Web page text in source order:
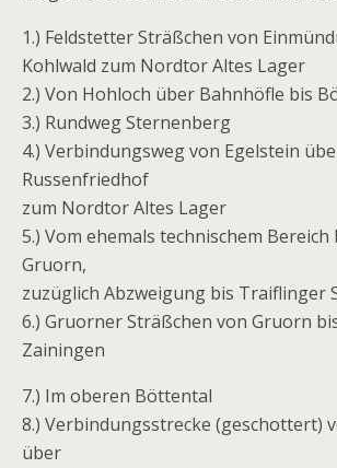
1.) Feldstetter Sträßchen von
Kohlwald zum Nordtor Altes Lager
2.) Von Hohloch über Bahnhöfle bis
3.) Rundweg Sternenberg
4.) Verbindungsweg von Egelstein
Russenfriedhof
zum Nordtor Altes Lager
5.) Vom ehemals technischem Bereich
Gruorn,
zuzüglich Abzweigung bis Traiflinger
6.) Gruorner Sträßchen von Gruorn
Zainingen
7.) Im oberen Böttental
8.) Verbindungsstrecke (geschottert)
über